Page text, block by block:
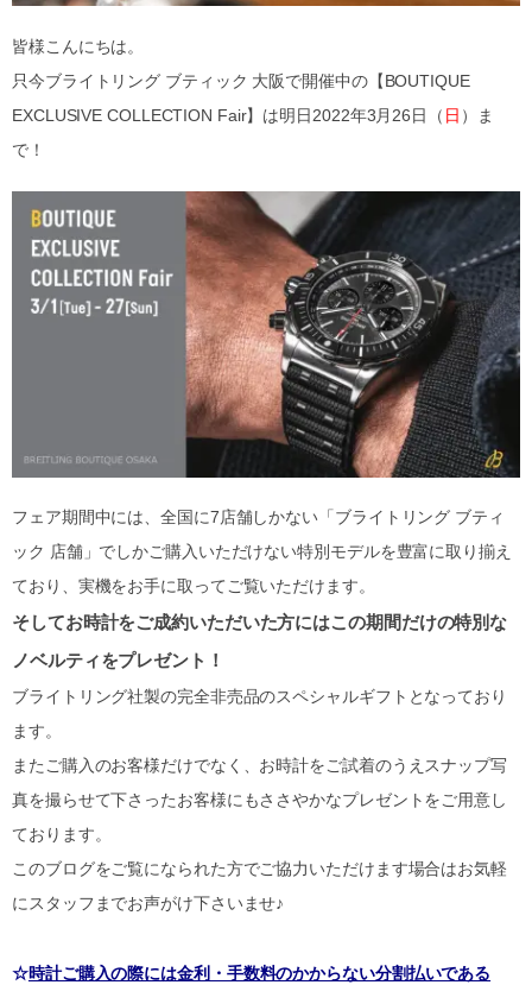
皆様こんにちは。
只今ブライトリング ブティック 大阪で開催中の【BOUTIQUE
EXCLUSIVE COLLECTION Fair】は明日2022年3月26日（ 日 ）ま
で！
フェア期間中には、全国に7店舗しかない「ブライトリング ブティ
ック 店舗」でしかご購入いただけない特別モデルを豊富に取り揃え
ており、実機をお手に取ってご覧いただけます。
そしてお時計をご成約いただいた方にはこの期間だけの特別な
ノベルティをプレゼント！
ブライトリング社製の完全非売品のスペシャルギフトとなっており
ます。
またご購入のお客様だけでなく、お時計をご試着のうえスナップ写
真を撮らせて下さったお客様にもささやかなプレゼントをご用意し
ております。
このブログをご覧になられた方でご協力いただけます場合はお気軽
にスタッフまでお声がけ下さいませ♪
☆時計ご購入の際には金利・手数料のかからない分割払いである